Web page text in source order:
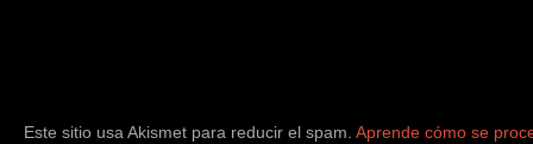
Este sitio usa Akismet para reducir el spam. Aprende cómo se